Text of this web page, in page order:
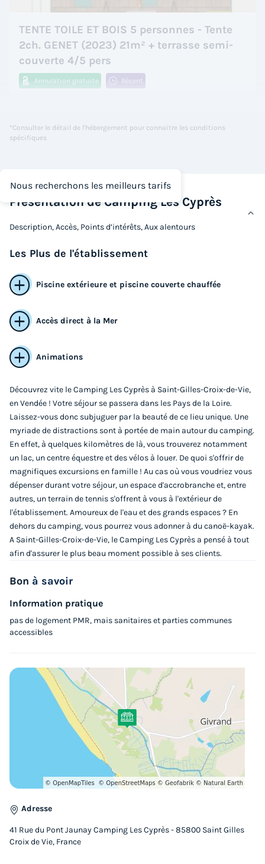
TENTE TOILE ET BOIS 5 personnes - Tente
2ch. GENET (2023) 21m² + terrasse semi-
couverte 4/5 pers
Annulation gratuite Récent
Animaux autorisés *
TENTE TOILE ET BOIS 5 personnes - Tente 2ch. GENET
(2023) 21m² + terrasse semi-couverte 4/5 pers
du15/09/2026au17/09/2026
Meilleur prix pour 2 nuits
86 €
TENTE 5 personnes - Tente 2ch. GIROFLEE
(2023) 32 m² + Terrasse semi-couverte 4/5
pers
Annulation gratuite Récent
32m² 5
Chambres
2 1
Terrasse semi-couverte Animaux autorisés * Cafetière
Congélateur
TENTE 5 personnes - Tente 2ch. GIROFLEE (2023) 32 m² +
Terrasse semi-couverte 4/5 pers
Meilleur prix pour 2 nuits
96 €
Voir les logements
*Consulter le détail de l'hébergement pour connaitre les conditions
spécifiques
Nous recherchons les meilleurs tarifs
Présentation de Camping Les Cyprès
Description, Accès, Points d’intérêts, Aux alentours
Les Plus de l'établissement
Piscine extérieure et piscine couverte chauffée
Accès direct à la Mer
Animations
Découvrez vite le Camping Les Cyprès à Saint-Gilles-Croix-de-Vie,
en Vendée ! Votre séjour se passera dans les Pays de la Loire.
Laissez-vous donc subjuguer par la beauté de ce lieu unique. Une
myriade de distractions sont à portée de main autour du camping.
En effet, à quelques kilomètres de là, vous trouverez notamment
un lac, un centre équestre et des vélos à louer. De quoi s'offrir de
magnifiques excursions en famille ! Au cas où vous voudriez vous
dépenser durant votre séjour, un espace d'accrobranche et, entre
autres, un terrain de tennis s'offrent à vous à l'extérieur de
l'établissement. Amoureux de l'eau et des grands espaces ? En
dehors du camping, vous pourrez vous adonner à du canoë-kayak.
A Saint-Gilles-Croix-de-Vie, le Camping Les Cyprès a pensé à tout
afin d'assurer le plus beau moment possible à ses clients.
Bon à savoir
Information pratique
pas de logement PMR, mais sanitaires et parties communes
accessibles
Adresse
41 Rue du Pont Jaunay Camping Les Cyprès - 85800 Saint Gilles
Croix de Vie, France